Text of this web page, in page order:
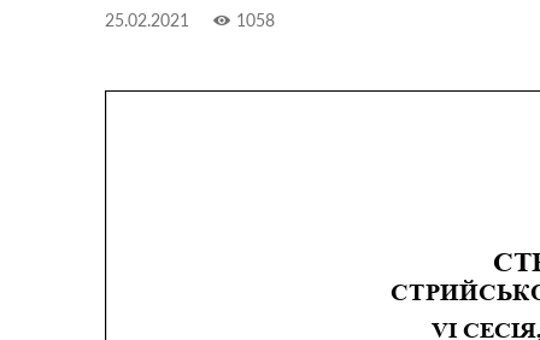
25.02.2021 1058